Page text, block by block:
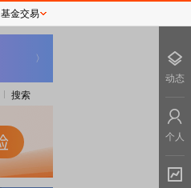
搜索
基金交易
动态
个人